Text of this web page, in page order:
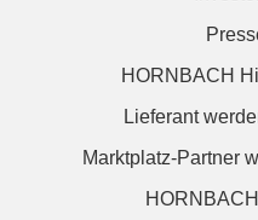
HORNBACH
Lieferant
Marktplatz-Partner